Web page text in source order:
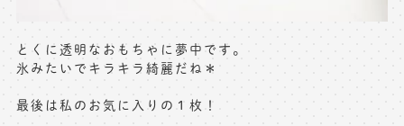
とくに透明なおもちゃに夢中です。
氷みたいでキラキラ綺麗だね＊
最後は私のお気に入りの１枚！